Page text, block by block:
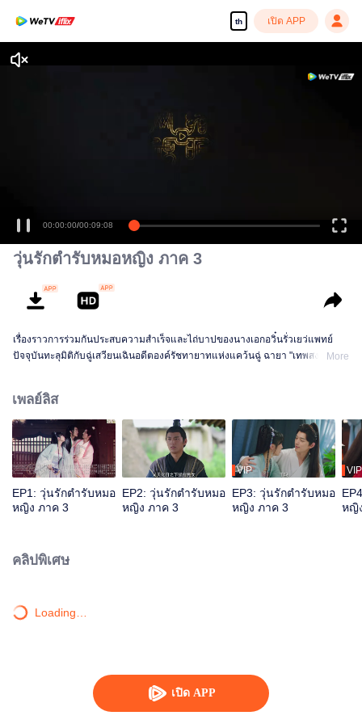
th เปิด APP
เปิด APP
00:00:00/00:09:08
วุ่นรักตำรับหมอหญิง ภาค 3
เรื่องราวการร่วมกันประสบความสำเร็จและไถ่บาปของนางเอกอวิ๋นรั่วเยว่แพทย์
ปัจจุบันทะลุมิติกับฉู่เสวียนเฉินอดีตองค์รัชทายาทแห่งแคว้นฉู่ ฉายา "เทพสงคราม
กล อยู่กับความแค้นที่ถูกสังหารบิดา แต่ก็ได้อวิ๋นรั่วเยว่ที่รักษาคนและรักษาใจไป
พร้อมกัน ทั้งสองเริ่มจากความไม่ชอบหน้าจนเริ่มวางอคติใด ๆ จากนั้นก็ได้ใช้ชีวิต
ด้วยกัน ความสัมพันธ์เบ่งบานและพัฒนาขึ้นเรื่อย ๆ ระหว่างการที่ช่วยฉู่เสวียนเฉิน
ดูแลแว่นแคว้นและใต้หล้าก็ได้ร่วมเผชิญอุปสรรคและความทุกข์ยาก เปิดใจเข้าหา
กัน ร่วมแรงร่วมใจ รักษาปกครองประชาชนในใต้หล้า แก้ไขทุกข์ของสรรพสัตว์ จน
More
เพลย์ลิส
EP1: วุ่นรักตำรับหมอ
หญิง ภาค 3
EP2: วุ่นรักตำรับหมอ
หญิง ภาค 3
VIP
EP3: วุ่นรักตำรับหมอ
หญิง ภาค 3
VIP
หญิ
คลิปพิเศษ
Loading…